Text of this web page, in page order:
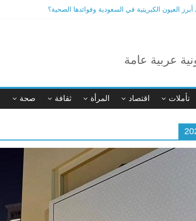
العيون الكبريتية في السعودية وفوائدها الصحية؟
مدينة ضخمة تحت أهرامات الجيزة.. حقيقة أم خيال؟
عربية عامة
تأملات اقتصاد المرأة ثقافة صحة